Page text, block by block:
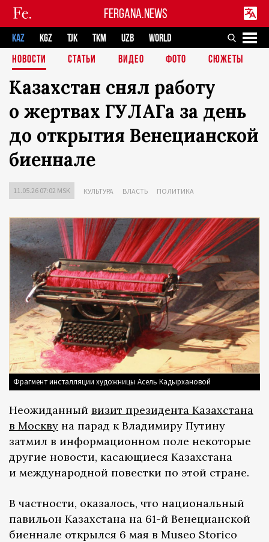
FERGANA.NEWS
KAZ KGZ TJK TKM UZB
WORLD
НОВОСТИ
СТАТЬИ ВИДЕО ФОТО СЮЖЕТЫ
Казахстан снял работу
о жертвах ГУЛАГа за день
до открытия Венецианской
биеннале
11.05.26 07:02 MSK КУЛЬТУРА ВЛАСТЬ ПОЛИТИКА
Фрагмент инсталляции художницы Асель Кадырхановой
Неожиданный визит президента Казахстана
в Москву на парад к Владимиру Путину
затмил в информационном поле некоторые
другие новости, касающиеся Казахстана
и международной повестки по этой стране.
В частности, оказалось, что национальный
павильон Казахстана на 61-й Венецианской
биеннале открылся 6 мая в Museo Storico